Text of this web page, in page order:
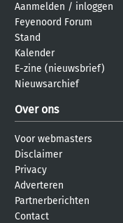
Aanmelden / inloggen
Feyenoord Forum
Stand
Kalender
E-zine (nieuwsbrief)
Nieuwsarchief
Over ons
Voor webmasters
Disclaimer
Privacy
Adverteren
Partnerberichten
Contact